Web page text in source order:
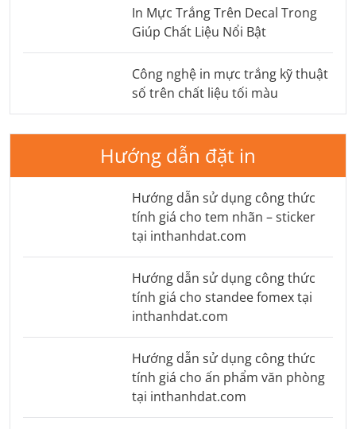
In Mực Trắng Trên Decal Trong
Giúp Chất Liệu Nổi Bật
Công nghệ in mực trắng kỹ thuật
số trên chất liệu tối màu
Hướng dẫn đặt in
Hướng dẫn sử dụng công thức
tính giá cho tem nhãn – sticker
tại inthanhdat.com
Hướng dẫn sử dụng công thức
tính giá cho standee fomex tại
inthanhdat.com
Hướng dẫn sử dụng công thức
tính giá cho ấn phẩm văn phòng
tại inthanhdat.com